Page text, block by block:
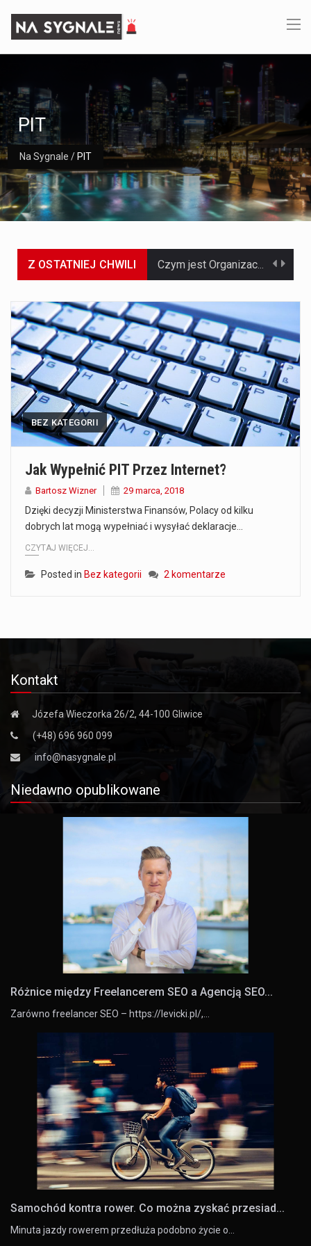
Na Sygnale / PIT
PIT
Z OSTATNIEJ CHWILI Czym jest Organizacja Traktatu Północnoatlantyckiego? Organizacja Traktatu Północnoatlantyckiego, powszechnie znana jako NATO, to międzynarodowy sojusz polityczno-wojskowy, który powstał 4 kwietnia 1949 roku. Został założony przez…
Co to jest prognoza pogody na 14 dni? Prognoza pogody na 14 dni to niezwykle cenne narzędzie, które dostarcza szczegółowych informacji o długoterminowych warunkach atmosferycznych…
Co to jest cyberbezpieczeństwo w sieci? Cyberbezpieczeństwo w Internecie stanowi istotny element ochrony systemów informacyjnych. Jego zasadniczym celem jest zabezpieczenie przed różnorodnymi cyberzagrożeniami oraz ryzykiem,…
Czym były starożytne igrzyska olimpijskie w Grecji? Starożytne igrzyska olimpijskie odgrywały kluczową rolę w dziejach Grecji. Co cztery lata, w pięknej Olimpii, odbywały się te…
BEZ KATEGORII
Jak Wypełnić PIT Przez Internet?
Bartosz Wizner 29 marca, 2018
Dzięki decyzji Ministerstwa Finansów, Polacy od kilku
dobrych lat mogą wypełniać i wysyłać deklaracje…
CZYTAJ WIĘCEJ...
Posted in Bez kategorii 2 komentarze
Kontakt
Józefa Wieczorka 26/2, 44-100 Gliwice
(+48) 696 960 099
info@nasygnale.pl
Niedawno opublikowane
Różnice między Freelancerem SEO a Agencją SEO...
Zarówno freelancer SEO – https://levicki.pl/,…
Samochód kontra rower. Co można zyskać przesiad...
Minuta jazdy rowerem przedłuża podobno życie o…